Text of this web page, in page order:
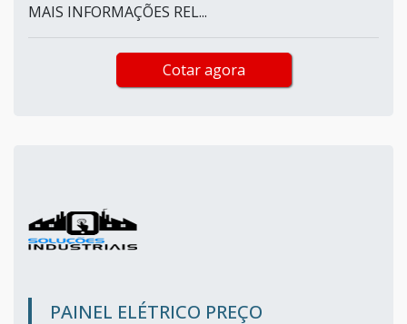
MAIS INFORMAÇÕES REL...
Cotar agora
PAINEL ELÉTRICO PREÇO